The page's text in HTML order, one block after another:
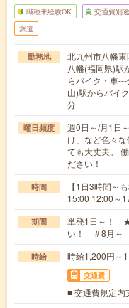
職種未経験OK 交通費別
派遣
勤務地
北九州市八幡東
八幡(福岡県)駅
らバイク・車
山)駅からバイ
分
曜日頻度
週0日～/月1日
け」など色々
ても大丈夫。
ださい！
時間
【1日3時間～
15:00 12:00～
期間
単発1日～！ ★
い！ ＃8月～
時給 時給1,200円～
交通費
■ 交通費規定内